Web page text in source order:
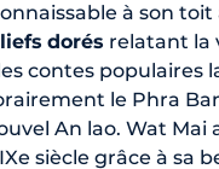
à son toit
dorés relatant la
contes populaires
le Phra
An lao. Wat Mai
siècle grâce à sa